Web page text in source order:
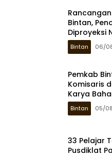
Rancangan
Bintan,
Diproyeksi
Bintan 06/
Pemkab
Komisaris
Karya
Bintan 05/
33 Pelajar
Pusdiklat